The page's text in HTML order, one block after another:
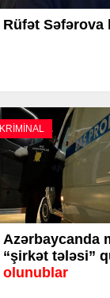
Rüfət Səfərova
KRİMİNAL
Azərbaycanda
“şirkət tələsi”
olunublar